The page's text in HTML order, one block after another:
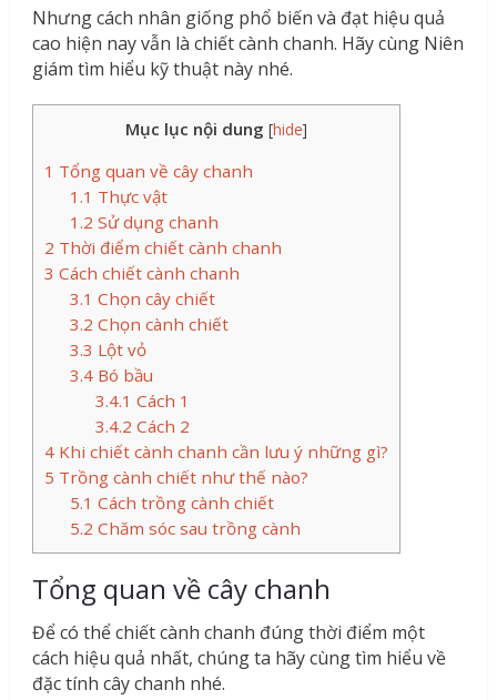
Nhưng cách nhân giống phổ biến và đạt hiệu quả
cao hiện nay vẫn là chiết cành chanh. Hãy cùng Niên
giám tìm hiểu kỹ thuật này nhé.
Mục lục nội dung [hide]
1 Tổng quan về cây chanh
1.1 Thực vật
1.2 Sử dụng chanh
2 Thời điểm chiết cành chanh
3 Cách chiết cành chanh
3.1 Chọn cây chiết
3.2 Chọn cành chiết
3.3 Lột vỏ
3.4Bó bầu
3.4.1 Cách 1
3.4.2 Cách 2
4Khi chiết cành chanh cần lưu ý những gì?
5 Trồng cành chiết như thế nào?
5.1 Cách trồng cành chiết
5.2 Chăm sóc sau trồng cành
Tổng quan về cây chanh
Để có thể chiết cành chanh đúng thời điểm một
cách hiệu quả nhất, chúng ta hãy cùng tìm hiểu về
đặc tính cây chanh nhé.